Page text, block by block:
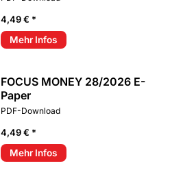
4,49 € *
Mehr Infos
FOCUS MONEY 28/2026 E-
Paper
PDF-Download
4,49 € *
Mehr Infos